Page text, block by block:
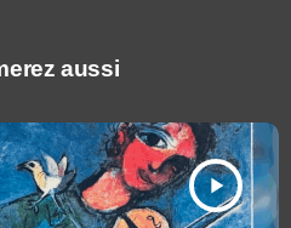
aussi
play_arrow